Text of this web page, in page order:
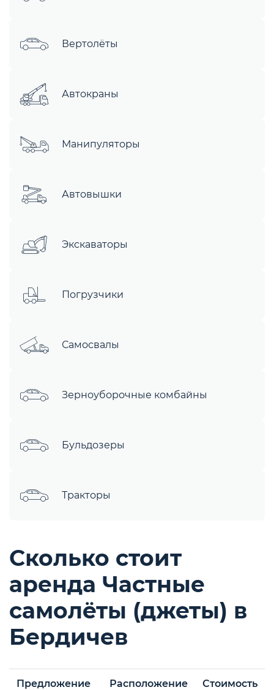
Вертолёты
Автокраны
Манипуляторы
Автовышки
Экскаваторы
Погрузчики
Самосвалы
Зерноуборочные комбайны
Бульдозеры
Тракторы
Сколько стоит
аренда Частные
самолёты (джеты) в
Бердичев
Предложение Расположение Стоимость